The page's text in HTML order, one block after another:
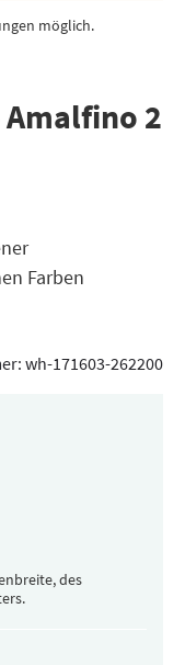
möglich.
Amalfino 2
Farben
wh-171603-262200
des